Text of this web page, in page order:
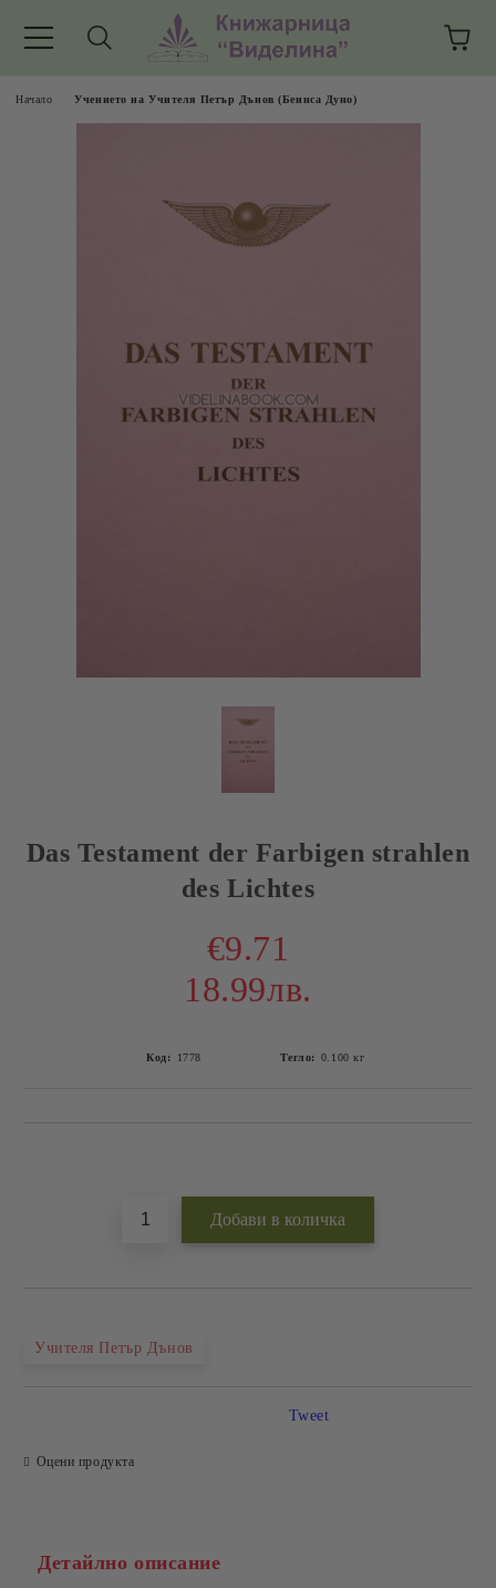
Начало Учението на Учителя Петър Дънов (Беинса Дуно)
Das Testament der Farbigen strahlen
des Lichtes
€9.71
18.99лв.
Код: 1778 Тегло: 0.100 кг
Учителя Петър Дънов
Оцени продукта
Tweet
Детайлно описание